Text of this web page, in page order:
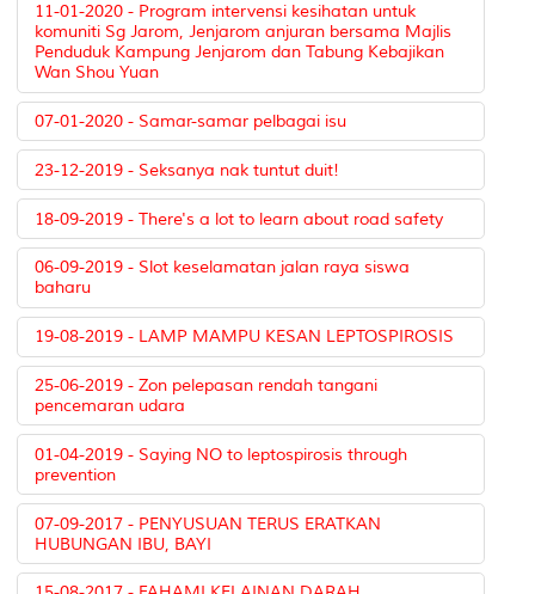
11-01-2020 - Program intervensi kesihatan untuk
komuniti Sg Jarom, Jenjarom anjuran bersama Majlis
Penduduk Kampung Jenjarom dan Tabung Kebajikan
Wan Shou Yuan
07-01-2020 - Samar-samar pelbagai isu
23-12-2019 - Seksanya nak tuntut duit!
18-09-2019 - There's a lot to learn about road safety
06-09-2019 - Slot keselamatan jalan raya siswa
baharu
19-08-2019 - LAMP MAMPU KESAN LEPTOSPIROSIS
25-06-2019 - Zon pelepasan rendah tangani
pencemaran udara
01-04-2019 - Saying NO to leptospirosis through
prevention
07-09-2017 - PENYUSUAN TERUS ERATKAN
HUBUNGAN IBU, BAYI